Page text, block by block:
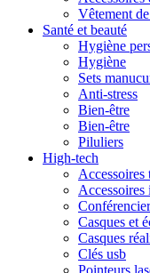
Vêtement
Santé et beauté
Hygiène
Hygiène
Sets
Anti-stress
Bien-être
Bien-être
Piluliers
High-tech
Accessoires
Casques et
Casques
Clés usb
Pointeurs